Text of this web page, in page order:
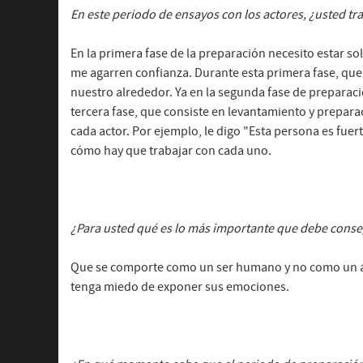
En este periodo de ensayos con los actores, ¿usted
En la primera fase de la preparación necesito estar
me agarren confianza. Durante esta primera fase,
nuestro alrededor. Ya en la segunda fase de
tercera fase, que consiste en levantamiento y
cada actor. Por ejemplo, le digo "Esta persona es
cómo hay que trabajar con cada uno.
¿Para usted qué es lo más importante que debe
Que se comporte como un ser humano y no como
tenga miedo de exponer sus emociones.